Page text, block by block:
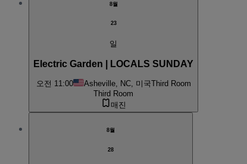
8월
23
일
Electric Garden | LOCALS SUNDAY
오전 11:00 Asheville, NC, 미국Third Room
Third Room
매진
8월
28